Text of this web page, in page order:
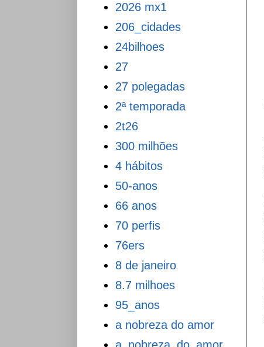
2026 mx1
206_cidades
24bilhoes
27
27 polegadas
2ª temporada
2t26
300 milhões
4 hábitos
50-anos
66 anos
70 perfis
76ers
8 de janeiro
8.7 milhoes
95_anos
a nobreza do amor